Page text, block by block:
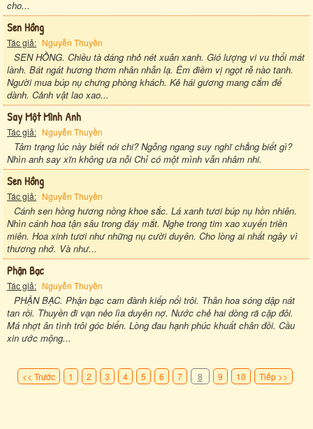
cho...
Sen Hồng
Tác giả: Nguyễn Thuyền
SEN HỒNG. Chiều tà dáng nhỏ nét xuân xanh. Gió lượng vi vu thổi mát
lành. Bát ngát hương thơm nhân nhẫn lạ. Êm điềm vị ngọt rễ nào tanh.
Người mua búp nụ chưng phòng khách. Kẻ hái gương mang cắm để
dành. Cảnh vật lao xao...
Say Một Mình Anh
Tác giả: Nguyễn Thuyền
Tâm trạng lúc này biết nói chi? Ngỗng ngang suy nghĩ chẳng biết gì?
Nhìn anh say xĩn không ưa nỗi Chỉ có một mình vẫn nhâm nhi.
Sen Hồng
Tác giả: Nguyễn Thuyền
Cánh sen hồng hương nồng khoe sắc. Lá xanh tươi búp nụ hồn nhiên.
Nhìn cánh hoa tận sâu trong đáy mắt. Nghe trong tim xao xuyến triền
miên. Hoa xinh tươi như những nụ cười duyên. Cho lòng ai nhất ngây vì
thương nhớ. Và như...
Phận Bạc
Tác giả: Nguyễn Thuyền
PHẬN BẠC. Phận bạc cam đành kiếp nổi trôi. Thân hoa sóng dập nát
tan rồi. Thuyền đi vạn nẻo lìa duyên nợ. Nước chẻ hai dòng rã cặp đôi.
Má nhợt ân tình trôi góc biển. Lòng đau hạnh phúc khuất chân đồi. Cầu
xin ước mộng...
<< Trước 1 2 3 4 5 6 7 8 9 10 Tiếp >>